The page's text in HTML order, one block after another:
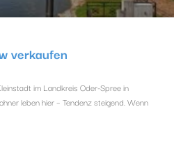
verkaufen
im Landkreis Oder-Spree in
leben hier – Tendenz steigend. Wenn